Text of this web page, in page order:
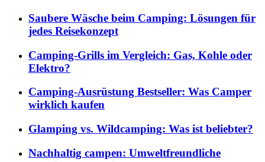
Saubere Wäsche beim Camping: Lösungen für
jedes Reisekonzept
Camping-Grills im Vergleich: Gas, Kohle oder
Elektro?
Camping-Ausrüstung Bestseller: Was Camper
wirklich kaufen
Glamping vs. Wildcamping: Was ist beliebter?
Nachhaltig campen: Umweltfreundliche